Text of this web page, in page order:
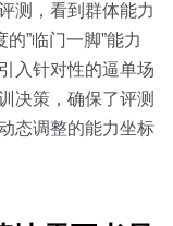
测，看到群体能力
”临门一脚”能力
入针对性的逼单场
决策，确保了评测
态调整的能力坐标